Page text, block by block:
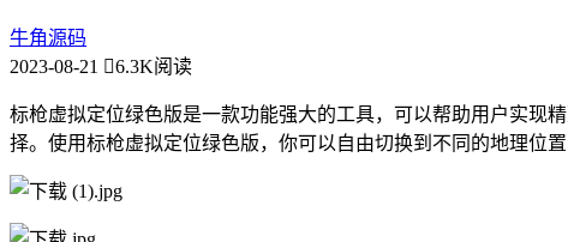
牛角源码
2023-08-21
6.3K阅读
标枪虚拟定位绿色版是一款功能强大的工具，可以帮助用户实现
择。使用标枪虚拟定位绿色版，你可以自由切换到不同的地理位